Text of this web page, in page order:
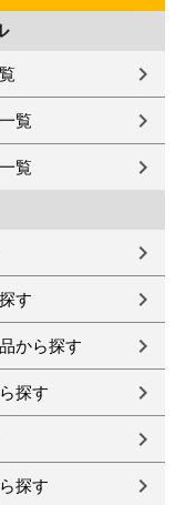
覧
覧
す
から探す
探す
探す